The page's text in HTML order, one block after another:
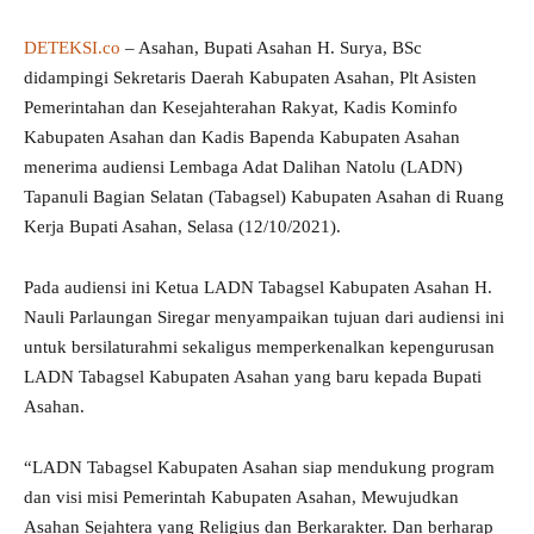
DETEKSI.co – Asahan, Bupati Asahan H. Surya, BSc
didampingi Sekretaris Daerah Kabupaten Asahan, Plt Asisten
Pemerintahan dan Kesejahterahan Rakyat, Kadis Kominfo
Kabupaten Asahan dan Kadis Bapenda Kabupaten Asahan
menerima audiensi Lembaga Adat Dalihan Natolu (LADN)
Tapanuli Bagian Selatan (Tabagsel) Kabupaten Asahan di Ruang
Kerja Bupati Asahan, Selasa (12/10/2021).
Pada audiensi ini Ketua LADN Tabagsel Kabupaten Asahan H.
Nauli Parlaungan Siregar menyampaikan tujuan dari audiensi ini
untuk bersilaturahmi sekaligus memperkenalkan kepengurusan
LADN Tabagsel Kabupaten Asahan yang baru kepada Bupati
Asahan.
“LADN Tabagsel Kabupaten Asahan siap mendukung program
dan visi misi Pemerintah Kabupaten Asahan, Mewujudkan
Asahan Sejahtera yang Religius dan Berkarakter. Dan berharap